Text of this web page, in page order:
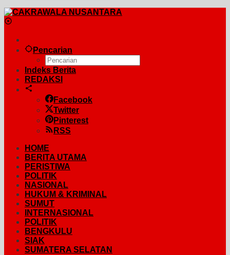
Pencarian
Indeks Berita
REDAKSI
Facebook
Twitter
Pinterest
RSS
HOME
BERITA UTAMA
PERISTIWA
POLITIK
NASIONAL
HUKUM & KRIMINAL
SUMUT
INTERNASIONAL
POLITIK
BENGKULU
SIAK
SUMATERA SELATAN